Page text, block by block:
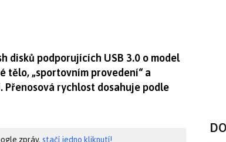
disků podporujících USB 3.0 o model
tělo, „sportovním provedení“ a
rychlost dosahuje podle
zpráv, stačí jedno kliknutí!